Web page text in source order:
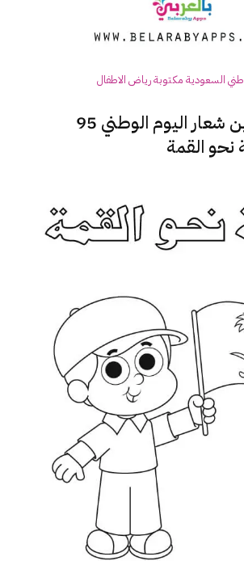
السعودية مكتوبة رياض الاطفال
اوراق عمل تلوين شعار اليوم الوطني 95
القمة